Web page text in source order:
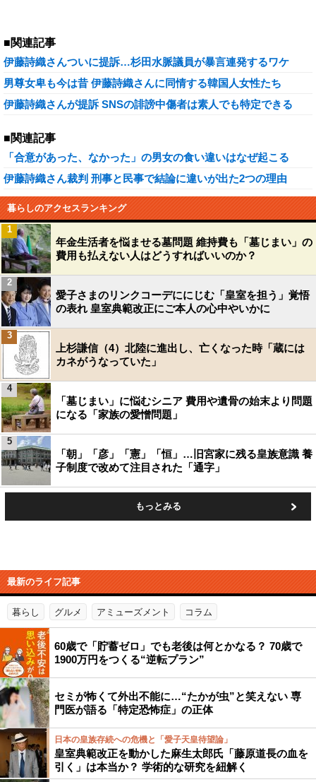
■関連記事
伊藤詩織さんついに提訴…杉田水脈議員が暴言連発するワケ
男尊女卑も今は昔 伊藤詩織さんに同情する韓国人女性たち
伊藤詩織さんが提訴 SNSの誹謗中傷者は素人でも特定できる
■関連記事
「合意があった、なかった」の男女の食い違いはなぜ起こる
伊藤詩織さん裁判 刑事と民事で結論に違いが出た2つの理由
暮らしのアクセスランキング
年金生活者を悩ませる墓問題 維持費も「墓じまい」の
費用も払えない人はどうすればいいのか？
1
愛子さまのリンクコーデににじむ「皇室を担う」覚悟
の表れ 皇室典範改正にご本人の心中やいかに
2
上杉謙信（4）北陸に進出し、亡くなった時「蔵には
カネがうなっていた」
3
「墓じまい」に悩むシニア 費用や遺骨の始末より問題
になる「家族の愛憎問題」
4
「朝」「彦」「憲」「恒」…旧宮家に残る皇族意識 養
子制度で改めて注目された「通字」
5
もっとみる
最新のライフ記事
暮らし グルメ アミューズメント コラム
60歳で「貯蓄ゼロ」でも老後は何とかなる？ 70歳で
1900万円をつくる“逆転プラン”
セミが怖くて外出不能に…“たかが虫”と笑えない 専
門医が語る「特定恐怖症」の正体
日本の皇族存続への危機と「愛子天皇待望論」
皇室典範改正を動かした麻生太郎氏「藤原道長の血を
引く」は本当か？ 学術的な研究を紐解く